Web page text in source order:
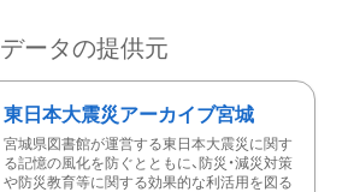
データの提供元
東日本大震災アーカイブ宮城
宮城県図書館が運営する東日本大震災に関す
る記憶の風化を防ぐとともに、防災・減災対策
や防災教育等に関する効果的な利活用を図る